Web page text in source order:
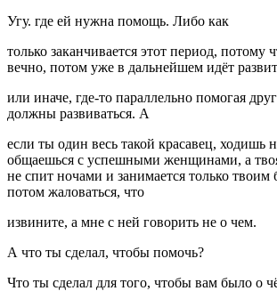
Угу. где ей нужна помощь. Либо как
только заканчивается этот период, потому
вечно, потом уже в дальнейшем идёт
или иначе, где-то параллельно помогая
должны развиваться. А
если ты один весь такой красавец, ходишь
общаешься с успешными женщинами, а
не спит ночами и занимается только твоим
потом жаловаться, что
извините, а мне с ней говорить не о чем.
А что ты сделал, чтобы помочь?
Что ты сделал для того, чтобы вам было о